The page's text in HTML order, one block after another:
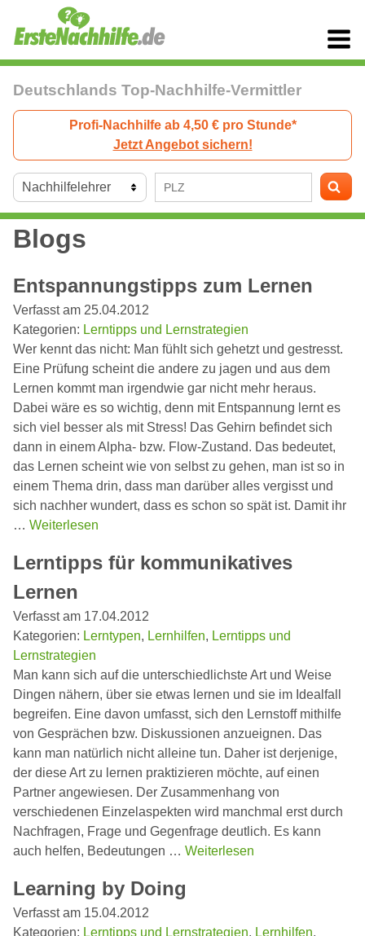
Deutschlands Top-Nachhilfe-Vermittler
Profi-Nachhilfe ab 4,50 € pro Stunde*
Jetzt Angebot sichern!
Blogs
Entspannungstipps zum Lernen
Verfasst am 25.04.2012
Kategorien: Lerntipps und Lernstrategien
Wer kennt das nicht: Man fühlt sich gehetzt und gestresst.
Eine Prüfung scheint die andere zu jagen und aus dem
Lernen kommt man irgendwie gar nicht mehr heraus.
Dabei wäre es so wichtig, denn mit Entspannung lernt es
sich viel besser als mit Stress! Das Gehirn befindet sich
dann in einem Alpha- bzw. Flow-Zustand. Das bedeutet,
das Lernen scheint wie von selbst zu gehen, man ist so in
einem Thema drin, dass man darüber alles vergisst und
sich nachher wundert, dass es schon so spät ist. Damit ihr
… Weiterlesen
Lerntipps für kommunikatives
Lernen
Verfasst am 17.04.2012
Kategorien: Lerntypen, Lernhilfen, Lerntipps und
Lernstrategien
Man kann sich auf die unterschiedlichste Art und Weise
Dingen nähern, über sie etwas lernen und sie im Idealfall
begreifen. Eine davon umfasst, sich den Lernstoff mithilfe
von Gesprächen bzw. Diskussionen anzueignen. Das
kann man natürlich nicht alleine tun. Daher ist derjenige,
der diese Art zu lernen praktizieren möchte, auf einen
Partner angewiesen. Der Zusammenhang von
verschiedenen Einzelaspekten wird manchmal erst durch
Nachfragen, Frage und Gegenfrage deutlich. Es kann
auch helfen, Bedeutungen … Weiterlesen
Learning by Doing
Verfasst am 15.04.2012
Kategorien: Lerntipps und Lernstrategien, Lernhilfen,